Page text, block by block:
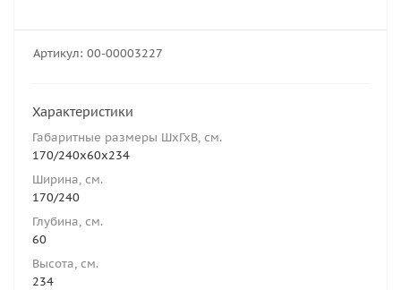
Артикул: 00-00003227
Характеристики
Габаритные размеры ШхГхВ, см.
170/240х60х234
Ширина, см.
170/240
Глубина, см.
60
Высота, см.
234